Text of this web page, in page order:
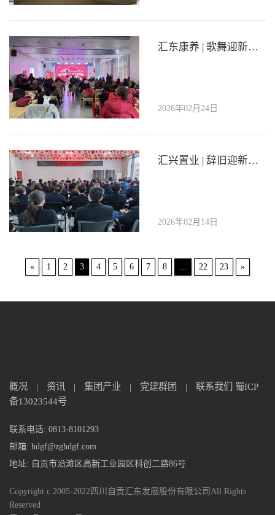
汇东康养 | 歌舞迎新春，墨香暖人心—瑞祥康养中心举办新春团年活动，共叙温情年
2026年02月24日
汇兴置业 | 辞旧迎新启新程，凝心聚力再出发——公司召开2025年度工作总结大会及 2026年迎新春活动
2026年02月14日
« 1 2 3 4 5 6 7 8 ... 22 23 »
概况 | 资讯 | 集团产业 | 党建群团 | 联系我们
蜀ICP
备13023544号
联系电话: 0813-8101293
邮箱: hdgf@zghdgf.com
地址: 自贡市沿滩区高新工业园区科创二路86号
Copyright c 2005-2022四川自贡汇东发展股份有限公司All Rights
Reserved